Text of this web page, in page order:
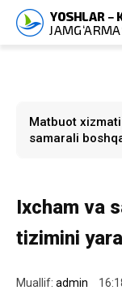
Matbuot xizmati
samarali
Ixcham va
tizimini
Muallif: admin